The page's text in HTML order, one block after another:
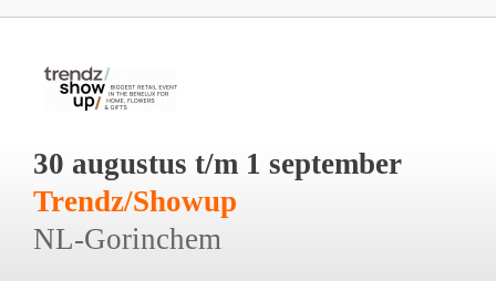
30 augustus t/m 1 september
Trendz/Showup
NL-Gorinchem